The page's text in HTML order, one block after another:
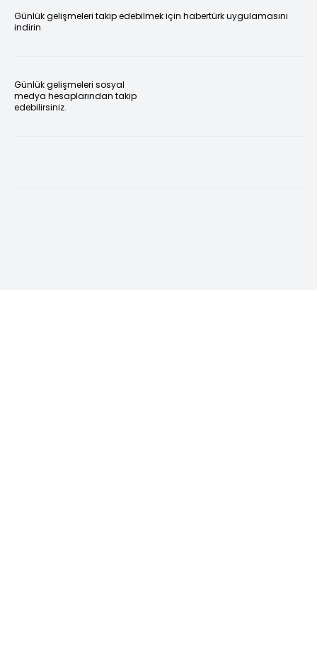
Günlük gelişmeleri takip edebilmek için habertürk uygulamasını
indirin
Günlük gelişmeleri sosyal
medya hesaplarından takip
edebilirsiniz.